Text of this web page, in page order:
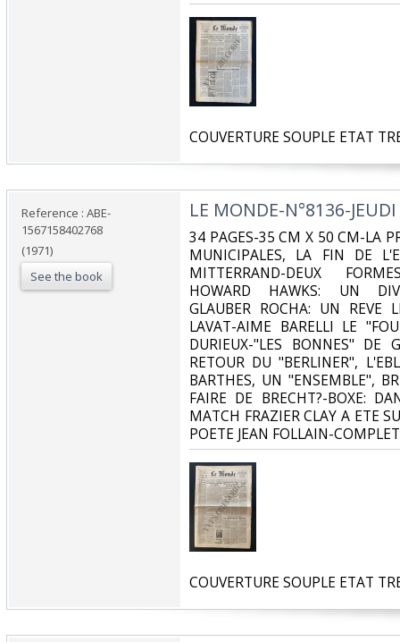
‎COUVERTURE SOUPLE ETAT
Reference : ABE-
1567158402768
(1971)
See the book
‎LE MONDE-N°8136-
‎34 PAGES-35 CM X 50 CM-LA
MUNICIPALES, LA FIN DE
MITTERRAND-DEUX
HOWARD HAWKS: UN
GLAUBER ROCHA: UN REVE
LAVAT-AIME BARELLI LE
DURIEUX-"LES BONNES" DE
RETOUR DU "BERLINER",
BARTHES, UN "ENSEMBLE",
FAIRE DE BRECHT?-BOXE:
MATCH FRAZIER CLAY A ETE
POETE JEAN FOLLAIN-COMPLET‎
‎COUVERTURE SOUPLE ETAT